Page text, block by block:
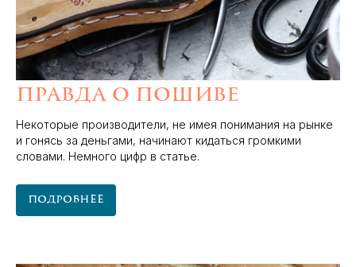
Правда о пошиве
Некоторые производители, не имея понимания на рынке
и гонясь за деньгами, начинают кидаться громкими
словами. Немного цифр в статье.
Подробнее